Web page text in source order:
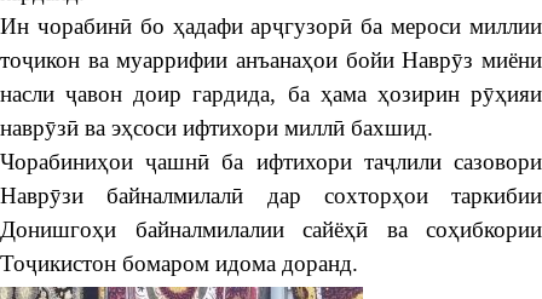
Ин чорабинӣ бо ҳадафи арҷгузорӣ ба мероси миллии
тоҷикон ва муаррифии анъанаҳои бойи Наврӯз миёни
насли ҷавон доир гардида, ба ҳама ҳозирин рӯҳияи
наврӯзӣ ва эҳсоси ифтихори миллӣ бахшид.
Чорабиниҳои ҷашнӣ ба ифтихори таҷлили сазовори
Наврӯзи байналмилалӣ дар сохторҳои таркибии
Донишгоҳи байналмилалии сайёҳӣ ва соҳибкории
Тоҷикистон бомаром идома доранд.